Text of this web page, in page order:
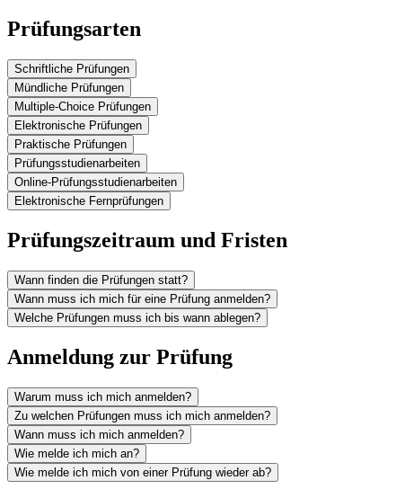
Prüfungsarten
Schriftliche Prüfungen
Mündliche Prüfungen
Multiple-Choice Prüfungen
Elektronische Prüfungen
Praktische Prüfungen
Prüfungsstudienarbeiten
Online-Prüfungsstudienarbeiten
Elektronische Fernprüfungen
Prüfungszeitraum und Fristen
Wann finden die Prüfungen statt?
Wann muss ich mich für eine Prüfung anmelden?
Welche Prüfungen muss ich bis wann ablegen?
Anmeldung zur Prüfung
Warum muss ich mich anmelden?
Zu welchen Prüfungen muss ich mich anmelden?
Wann muss ich mich anmelden?
Wie melde ich mich an?
Wie melde ich mich von einer Prüfung wieder ab?